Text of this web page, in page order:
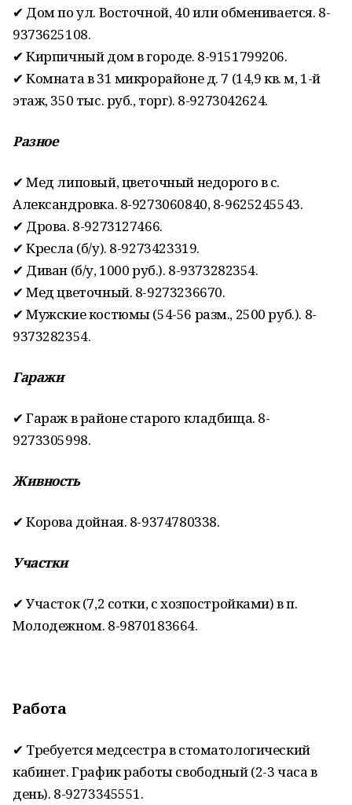
✔ Дом по ул. Восточной, 40 или обменивается. 8-
9373625108.
✔ Кирпичный дом в городе. 8-9151799206.
✔ Комната в 31 микрорайоне д. 7 (14,9 кв. м, 1-й
этаж, 350 тыс. руб., торг). 8-9273042624.
Разное
✔ Мед липовый, цветочный недорого в с.
Александровка. 8-9273060840, 8-9625245543.
✔ Дрова. 8-9273127466.
✔ Кресла (б/у). 8-9273423319.
✔ Диван (б/у, 1000 руб.). 8-9373282354.
✔ Мед цветочный. 8-9273236670.
✔ Мужские костюмы (54-56 разм., 2500 руб.). 8-
9373282354.
Гаражи
✔ Гараж в районе старого кладбища. 8-
9273305998.
Живность
✔ Корова дойная. 8-9374780338.
Участки
✔ Участок (7,2 сотки, с хозпостройками) в п.
Молодежном. 8-9870183664.
Работа
✔ Требуется медсестра в стоматологический
кабинет. График работы свободный (2-3 часа в
день). 8-9273345551.